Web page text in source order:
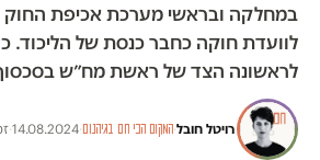
במחלקה ובראשי מערכת אכיפת החוק
לוועדת חוקה כחבר כנסת של
לראשונה הצד של ראשת מח״ש
רויטל חובל·המקום הכי חם בגיהנום·
14.08.2024
·